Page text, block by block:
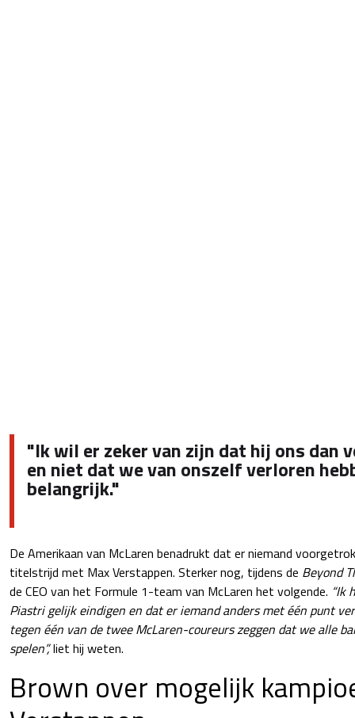
"Ik wil er zeker van zijn dat hij ons dan
en niet dat we van onszelf verloren
belangrijk."
De Amerikaan van McLaren benadrukt dat er niemand
titelstrijd met Max Verstappen. Sterker nog, tijdens de Beyond
de CEO van het Formule 1-team van McLaren het volgende. “Ik
Piastri gelijk eindigen en dat er iemand anders met één punt
tegen één van de twee McLaren-coureurs zeggen dat we alle
spelen”,liet hij weten.
Brown over mogelijk